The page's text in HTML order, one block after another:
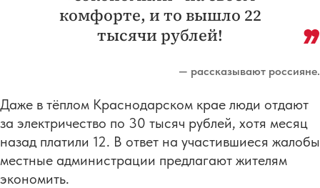
комфорте, и то вышло 22
тысячи рублей!
— рассказывают россияне.
Даже в тёплом Краснодарском крае люди отдают
за электричество по 30 тысяч рублей, хотя месяц
назад платили 12. В ответ на участившиеся жалобы
местные администрации предлагают жителям
экономить.